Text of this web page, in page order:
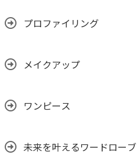
プロファイリング
メイクアップ
ワンピース
未来を叶えるワードローブ